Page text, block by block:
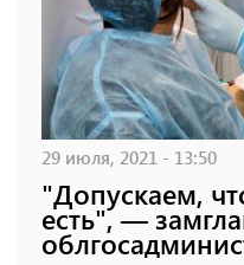
29 июля, 2021 - 13:50
"Допускаем,
есть", —